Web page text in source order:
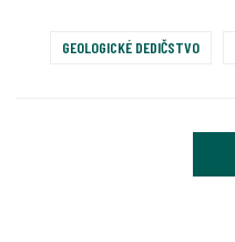
GEOLOGICKÉ DEDIČSTVO